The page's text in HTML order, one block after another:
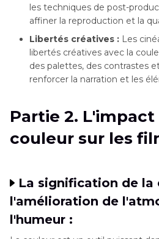
les techniques de post-
affiner la reproduction et la
Libertés créatives : Les
libertés créatives avec la
des palettes, des contrastes
renforcer la narration et les
Partie 2. L'impact
couleur sur les
La signification de la
l'amélioration de
l'humeur :